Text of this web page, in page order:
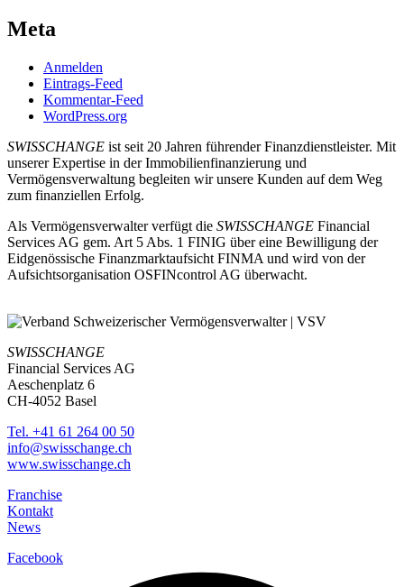
Meta
Anmelden
Eintrags-Feed
Kommentar-Feed
WordPress.org
SWISSCHANGE ist seit 20 Jahren führender Finanzdienstleister. Mit
unserer Expertise in der Immobilienfinanzierung und
Vermögensverwaltung begleiten wir unsere Kunden auf dem Weg
zum finanziellen Erfolg.
Als Vermögensverwalter verfügt die SWISSCHANGE Financial
Services AG gem. Art 5 Abs. 1 FINIG über eine Bewilligung der
Eidgenössische Finanzmarktaufsicht FINMA und wird von der
Aufsichtsorganisation OSFINcontrol AG überwacht.
SWISSCHANGE
Financial Services AG
Aeschenplatz 6
CH-4052 Basel
Tel. +41 61 264 00 50
info@swisschange.ch
www.swisschange.ch
Franchise
Kontakt
News
Facebook